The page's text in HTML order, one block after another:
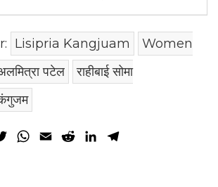
Lisipria Kangjuam
Women
पटेल
राहीबाई सोमा
कंगुजम
TwitterWhatsApp
Email RedditLinkedIn